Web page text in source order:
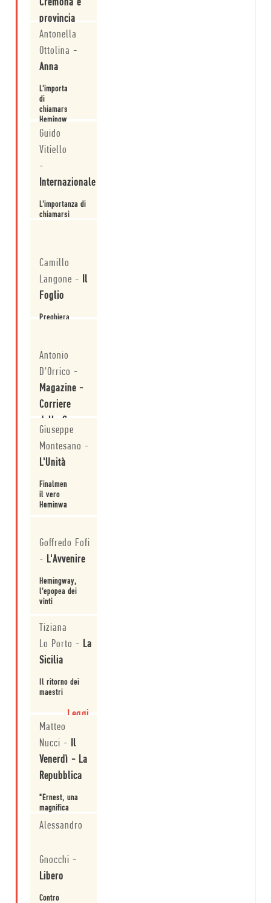
Cremona e
provincia
pubblica
L'importanza di
chiamarsi
Antonella
Ottolina -
Anna
L'importanza
di
chiamarsi
Hemingway
Guido
Vitiello
-
Internazionale
L'importanza di
chiamarsi
Camillo
Langone - Il
Foglio
Preghiera
Antonio
D'Orrico -
Magazine -
Corriere
della Sera
L'importanza di
Hemingway
Giuseppe
Montesano -
L'Unità
Finalmente,
il vero
Heminway
Goffredo Fofi
- L'Avvenire
Hemingway,
l'epopea dei
vinti
Tiziana
Lo Porto - La
Sicilia
Il ritorno dei
maestri
Leggi
Matteo
Nucci - Il
Venerdì - La
Repubblica
"Ernest, una
magnifica
di Anthony
Alessandro
Gnocchi -
Libero
Contro